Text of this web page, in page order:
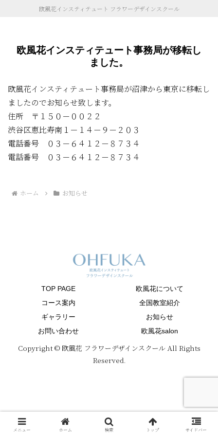
欧風花インスティテュート フラワーデザインスクール
欧風花インスティテュート事務局が移転し
ました。
欧風花インスティテュート事務局が沼津から東京に移転し
ましたのでお知らせ致します。
住所 〒１５０－００２２
渋谷区恵比寿南１－１４－９－２０３
電話番号 ０３－６４１２－８７３４
電話番号 ０３－６４１２－８７３４
ホーム お知らせ
TOP PAGE
欧風花について
コース案内
全国教室紹介
ギャラリー
お知らせ
お問い合わせ
欧風花salon
Copyright © 欧風花 フラワーデザインスクール All Rights
Reserved.
メニュー ホーム 検索 トップ サイドバー